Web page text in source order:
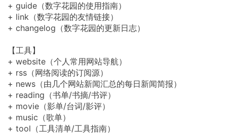
+ guide（数字花园的使用指南）
+ link（数字花园的友情链接）
+ changelog（数字花园的更新日志）
【工具】
+ website（个人常用网站导航）
+ rss（网络阅读的订阅源）
+ news（由几个网站新闻汇总的每日新闻简报）
+ reading（书单/书摘/书评）
+ movie（影单/台词/影评）
+ music（歌单）
+ tool（工具清单/工具指南）